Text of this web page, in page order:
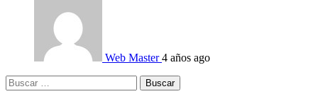
Web Master 4 años ago
Buscar: